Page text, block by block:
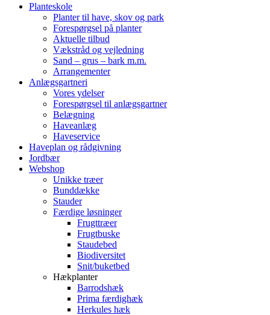
Planteskole
Planter til have, skov og park
Forespørgsel på planter
Aktuelle tilbud
Vækstråd og vejledning
Sand – grus – bark m.m.
Arrangementer
Anlægsgartneri
Vores ydelser
Forespørgsel til anlægsgartner
Belægning
Haveanlæg
Haveservice
Haveplan og rådgivning
Jordbær
Webshop
Unikke træer
Bunddække
Stauder
Færdige løsninger
Frugttræer
Frugtbuske
Staudebed
Biodiversitet
Snit/buketbed
Hækplanter
Barrodshæk
Prima færdighæk
Herkules hæk